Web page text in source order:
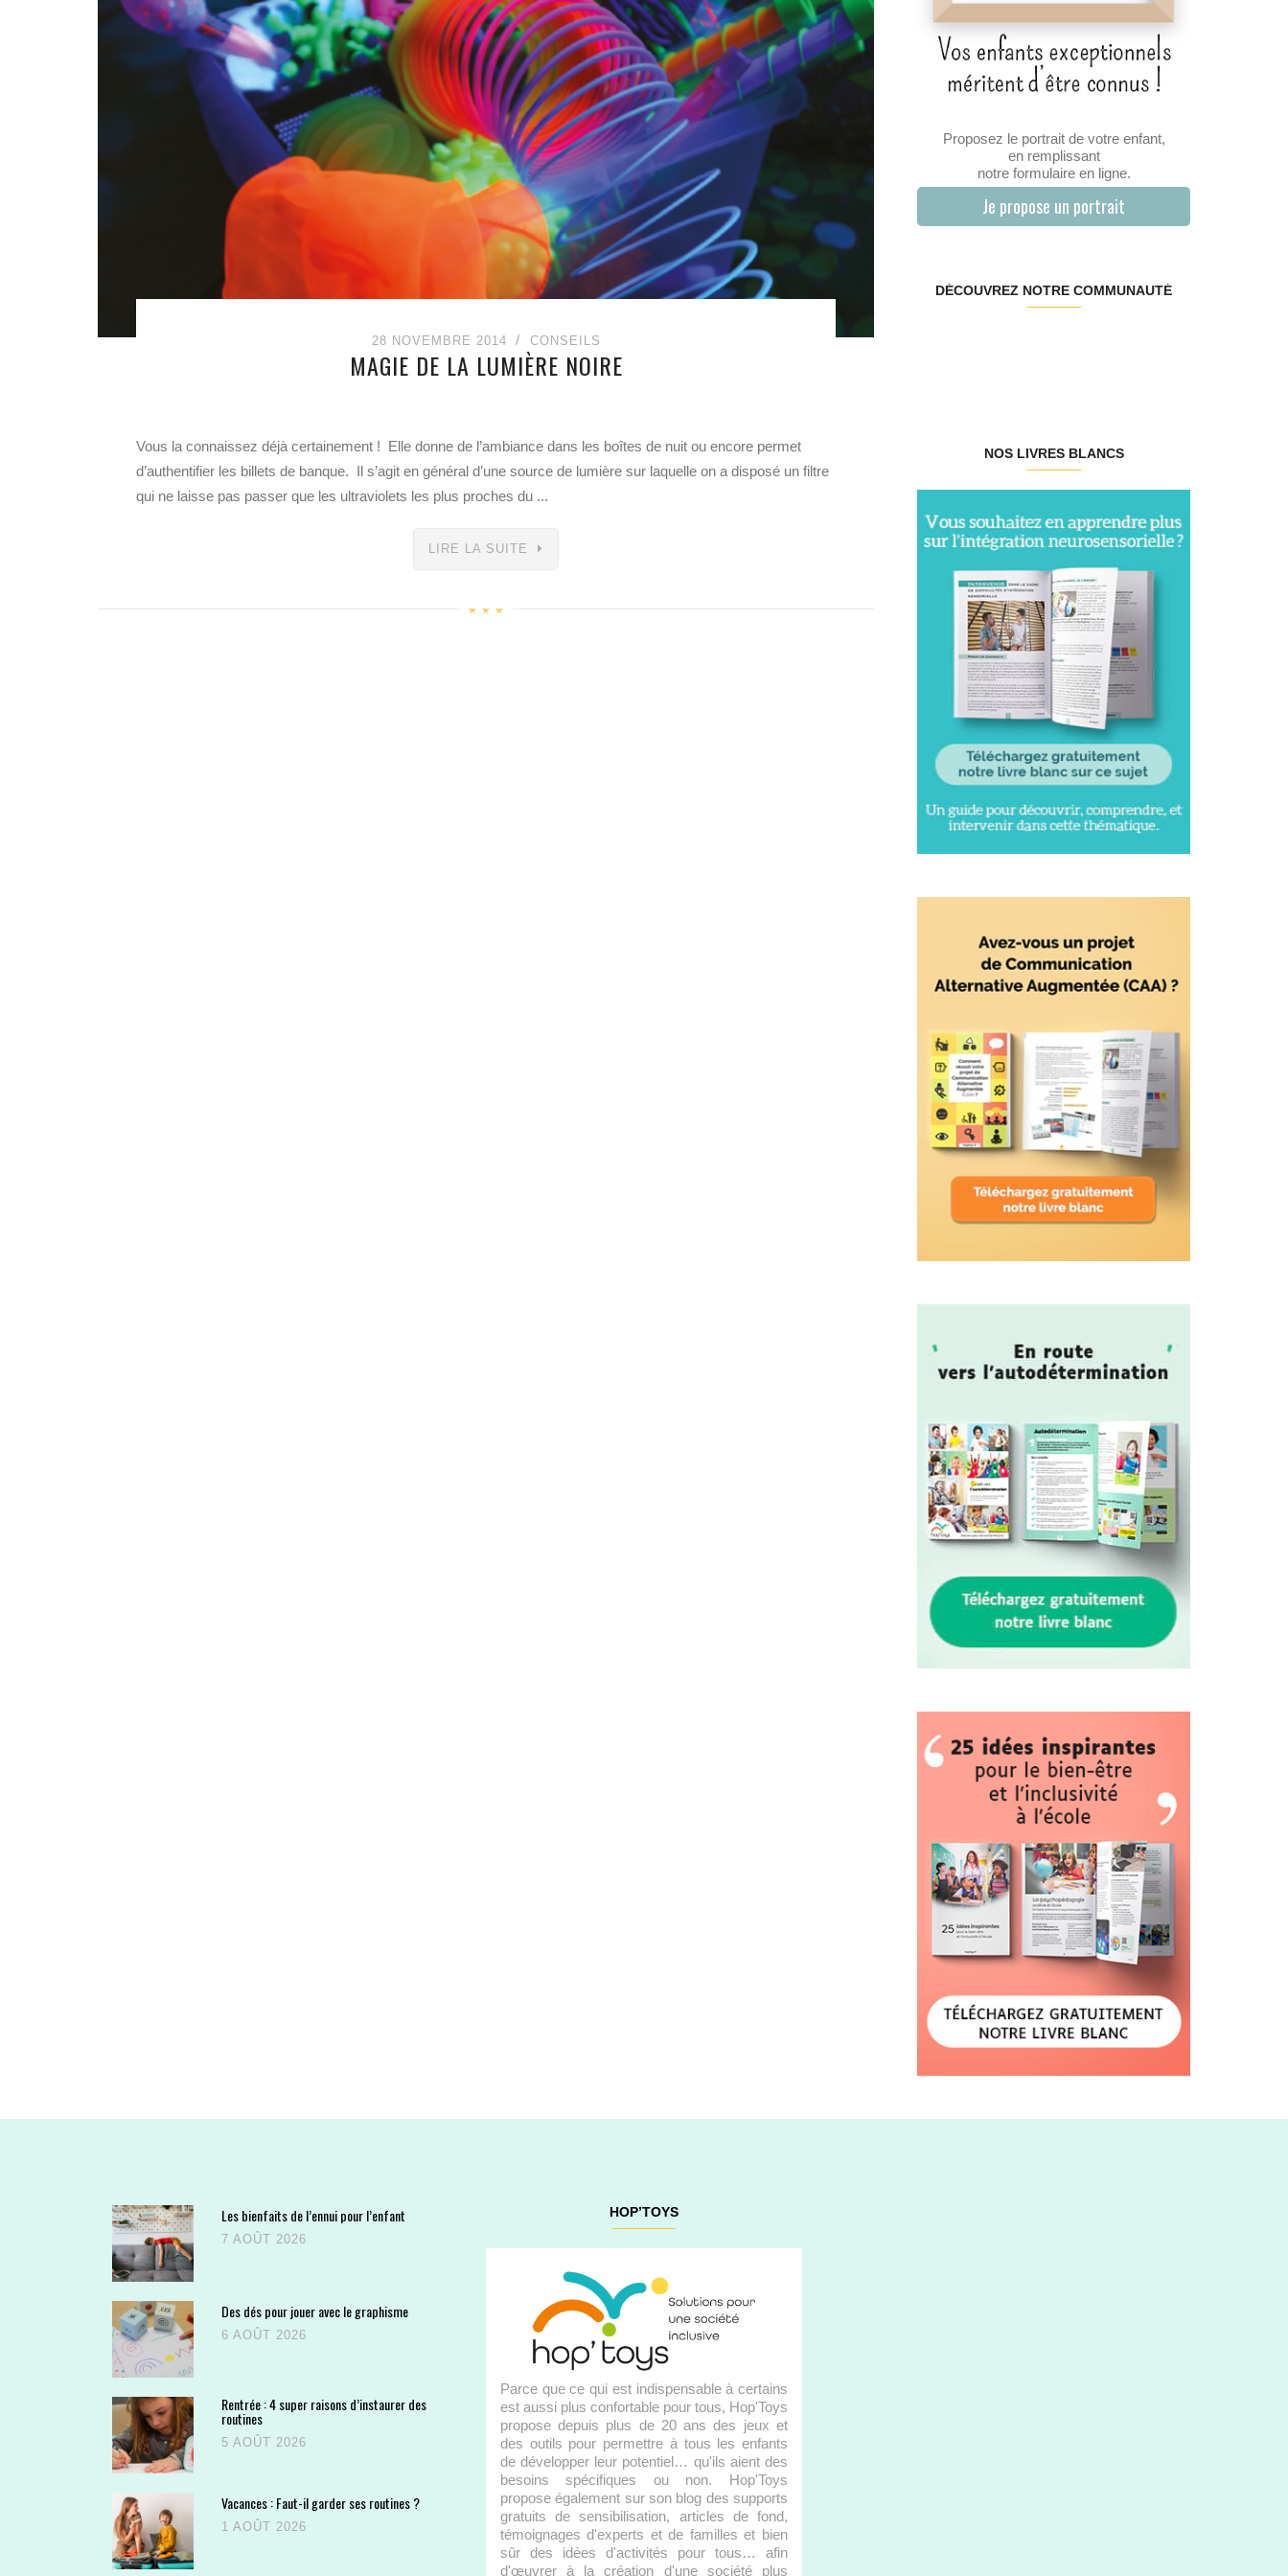
28 NOVEMBRE 2014 CONSEILS
MAGIE DE LA LUMIÈRE NOIRE
Vous la connaissez déjà certainement ! Elle donne de l’ambiance dans les boîtes de nuit ou encore permet
d’authentifier les billets de banque. Il s’agit en général d’une source de lumière sur laquelle on a disposé un filtre
qui ne laisse pas passer que les ultraviolets les plus proches du ...
LIRE LA SUITE
Proposez le portrait de votre enfant,
en remplissant
notre formulaire en ligne.
Je propose un portrait
DÉCOUVREZ NOTRE COMMUNAUTÉ
NOS LIVRES BLANCS
Les bienfaits de l’ennui pour l’enfant
7 AOÛT 2026
Des dés pour jouer avec le graphisme
6 AOÛT 2026
Rentrée : 4 super raisons d’instaurer des
routines
5 AOÛT 2026
Vacances : Faut-il garder ses routines ?
1 AOÛT 2026
HOP’TOYS
Parce que ce qui est indispensable à certains
est aussi plus confortable pour tous, Hop'Toys
propose depuis plus de 20 ans des jeux et
des outils pour permettre à tous les enfants
de développer leur potentiel… qu'ils aient des
besoins spécifiques ou non. Hop'Toys
propose également sur son blog des supports
gratuits de sensibilisation, articles de fond,
témoignages d'experts et de familles et bien
sûr des idées d'activités pour tous… afin
d'œuvrer à la création d'une société plus